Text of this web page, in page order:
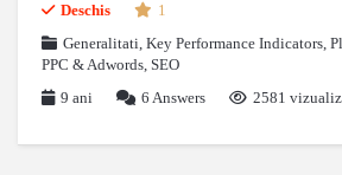
Deschis
1
Generalitati, Key Performance Indicators,
PPC & Adwords, SEO
9 ani
6 Answers 2581